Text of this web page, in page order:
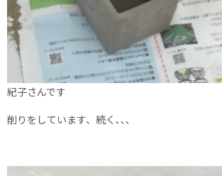
紀子さんです
削りをしています、続く､､､